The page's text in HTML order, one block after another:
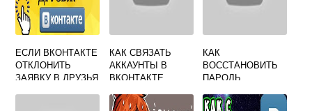
ЕСЛИ ВКОНТАКТЕ
ОТКЛОНИТЬ
ЗАЯВКУ В ДРУЗЬЯ
КАК СВЯЗАТЬ
АККАУНТЫ В
ВКОНТАКТЕ
КАК
ВОССТАНОВИТЬ
ПАРОЛЬ
АНДРОИДЕ